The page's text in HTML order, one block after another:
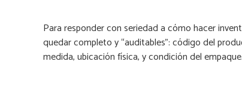
Para responder con seriedad a cómo hacer
quedar completo y “auditables”: código del
medida, ubicación física, y condición del empaque.